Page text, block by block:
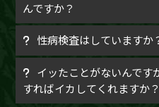
んですか？
性病検査はしていますか
イッたことがないんです
すればイカしてくれますか？